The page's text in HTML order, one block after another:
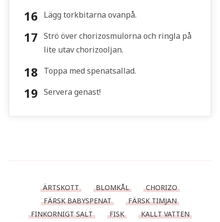
Lägg torkbitarna ovanpå.
Strö över chorizosmulorna och ringla på
lite utav chorizooljan.
Toppa med spenatsallad.
Servera genast!
ÄRTSKOTT BLOMKÅL
CHORIZO
FÄRSK BABYSPENAT
FÄRSK TIMJAN
FINKORNIGT SALT
FISK
KALLT VATTEN